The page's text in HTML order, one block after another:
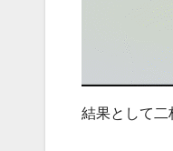
結果として二